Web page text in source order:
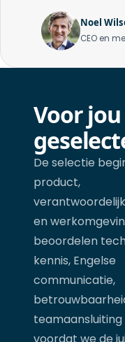
Noel
CEO en
Voor jou
De selectie
product,
en
beoordelen
kennis, Engelse
communicatie,
teamaansluiting
voordat we de